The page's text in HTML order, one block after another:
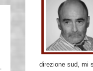
,
direzione sud, mi